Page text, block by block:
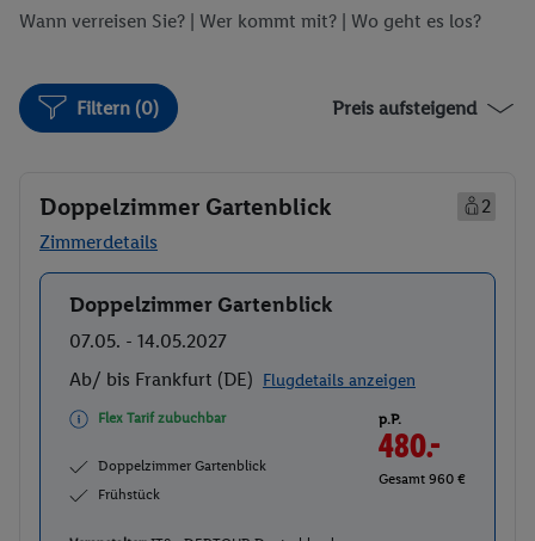
Wann verreisen Sie? | Wer kommt mit? | Wo geht es los?
Filtern (0) Preis aufsteigend
Doppelzimmer Gartenblick
2
Zimmerdetails
Buchen
Doppelzimmer Gartenblick
07.05. - 14.05.2027
Ab/ bis Frankfurt (DE) Flugdetails anzeigen
Flex Tarif zubuchbar
Doppelzimmer Gartenblick
Frühstück
p.P.
480.-
Gesamt 960 €